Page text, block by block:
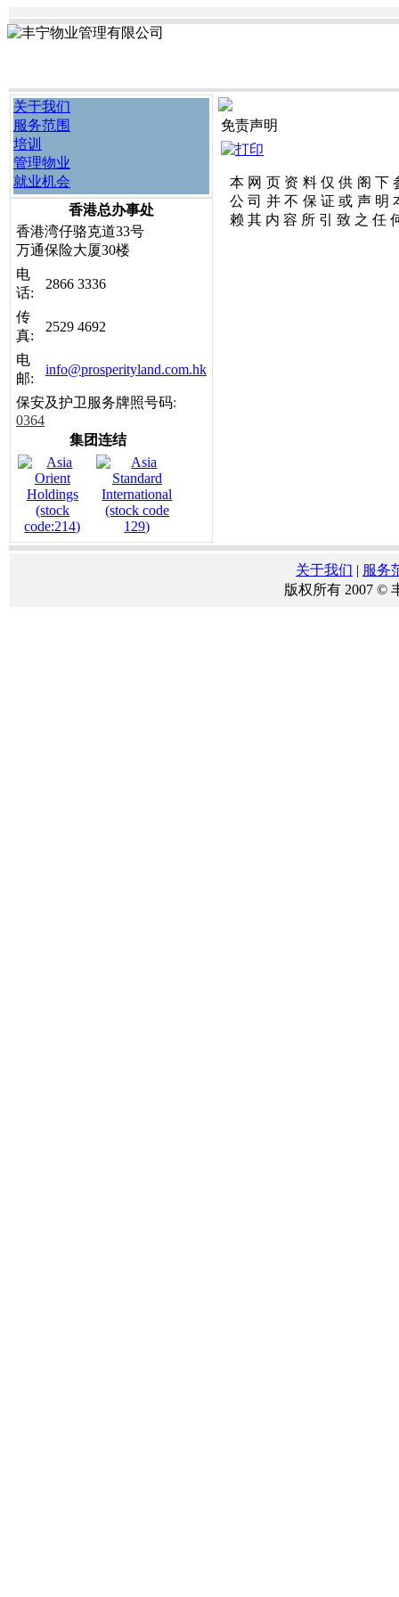
关于我们
服务范围
培训
管理物业
就业机会
香港总办事处
香港湾仔骆克道33号
万通保险大厦30楼
电
话:
2866 3336
传
真:
2529 4692
电
邮:
info@prosperityland.com.hk
保安及护卫服务牌照号码:
0364
集团连结
免责声明
本 网 页 资 料 仅 供 阁 下
公 司 并 不 保 证 或 声 明
赖 其 内 容 所 引 致 之 任
关于我们 | 服务
版权所有 2007 ©